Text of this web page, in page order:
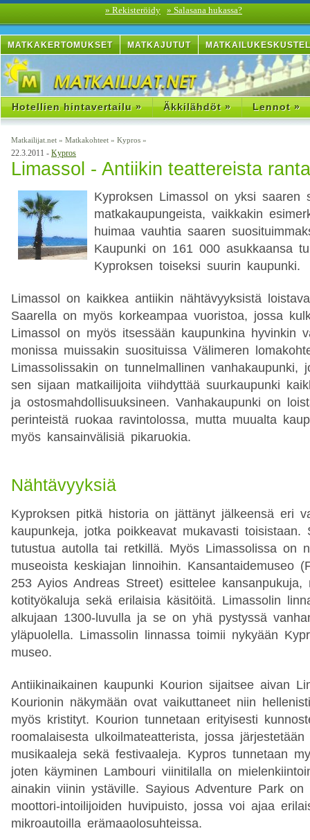
» Rekisteröidy » Salasana hukassa?
MATKAKERTOMUKSET MATKAJUTUT
Hotellien hintavertailu » Äkkilähdöt » Lennot »
Matkailijat.net » Matkakohteet » Kypros »
22.3.2011 - Kypros
Limassol - Antiikin teattereista
Kyproksen Limassol on yksi saaren
matkakaupungeista, vaikkakin
huimaa vauhtia saaren
Kaupunki on 161 000 asukkaansa
Kyproksen toiseksi suurin kaupunki.
Limassol on kaikkea antiikin nähtävyyksistä
Saarella on myös korkeampaa vuoristoa, jossa
Limassol on myös itsessään kaupunkina hyvinkin
monissa muissakin suosituissa Välimeren
Limassolissakin on tunnelmallinen vanhakaupunki,
sen sijaan matkailijoita viihdyttää suurkaupunki
ja ostosmahdollisuuksineen. Vanhakaupunki on
perinteistä ruokaa ravintolossa, mutta muualta
myös kansainvälisiä pikaruokia.
Nähtävyyksiä
Kyproksen pitkä historia on jättänyt jälkeensä eri
kaupunkeja, jotka poikkeavat mukavasti toisistaan.
tutustua autolla tai retkillä. Myös Limassolissa on
museoista keskiajan linnoihin. Kansantaidemuseo
253 Ayios Andreas Street) esittelee kansanpukuja,
kotityökaluja sekä erilaisia käsitöitä. Limassolin
alkujaan 1300-luvulla ja se on yhä pystyssä
yläpuolella. Limassolin linnassa toimii nykyään
museo.
Antiikinaikainen kaupunki Kourion sijaitsee aivan
Kourionin näkymään ovat vaikuttaneet niin
myös kristityt. Kourion tunnetaan erityisesti
roomalaisesta ulkoilmateatterista, jossa
musikaaleja sekä festivaaleja. Kypros tunnetaan
joten käyminen Lambouri viinitilalla on
ainakin viinin ystäville. Sayious Adventure Park on
moottori-intoilijoiden huvipuisto, jossa voi ajaa
mikroautoilla erämaaolosuhteissa.